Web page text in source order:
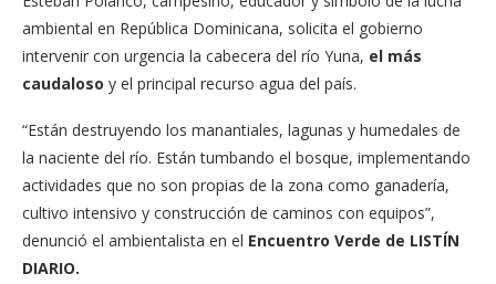
ambiental en República Dominicana, solicita el gobierno
intervenir con urgencia la cabecera del río Yuna, el más
caudaloso y el principal recurso agua del país.
“Están destruyendo los manantiales, lagunas y humedales de
la naciente del río. Están tumbando el bosque, implementando
actividades que no son propias de la zona como ganadería,
cultivo intensivo y construcción de caminos con equipos”,
denunció el ambientalista en el Encuentro Verde de LISTÍN
DIARIO.